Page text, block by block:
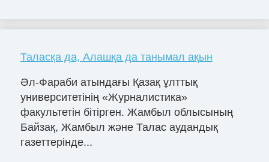
Таласқа да, Алашқа да танымал ақын
Әл-Фараби атындағы Қазақ ұлттық
университетінің «Журналистика»
факультетін бітірген. Жамбыл облысының
Байзақ, Жамбыл және Талас аудандық
газеттерінде...